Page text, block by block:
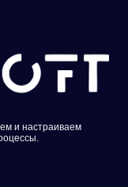
и настраиваем